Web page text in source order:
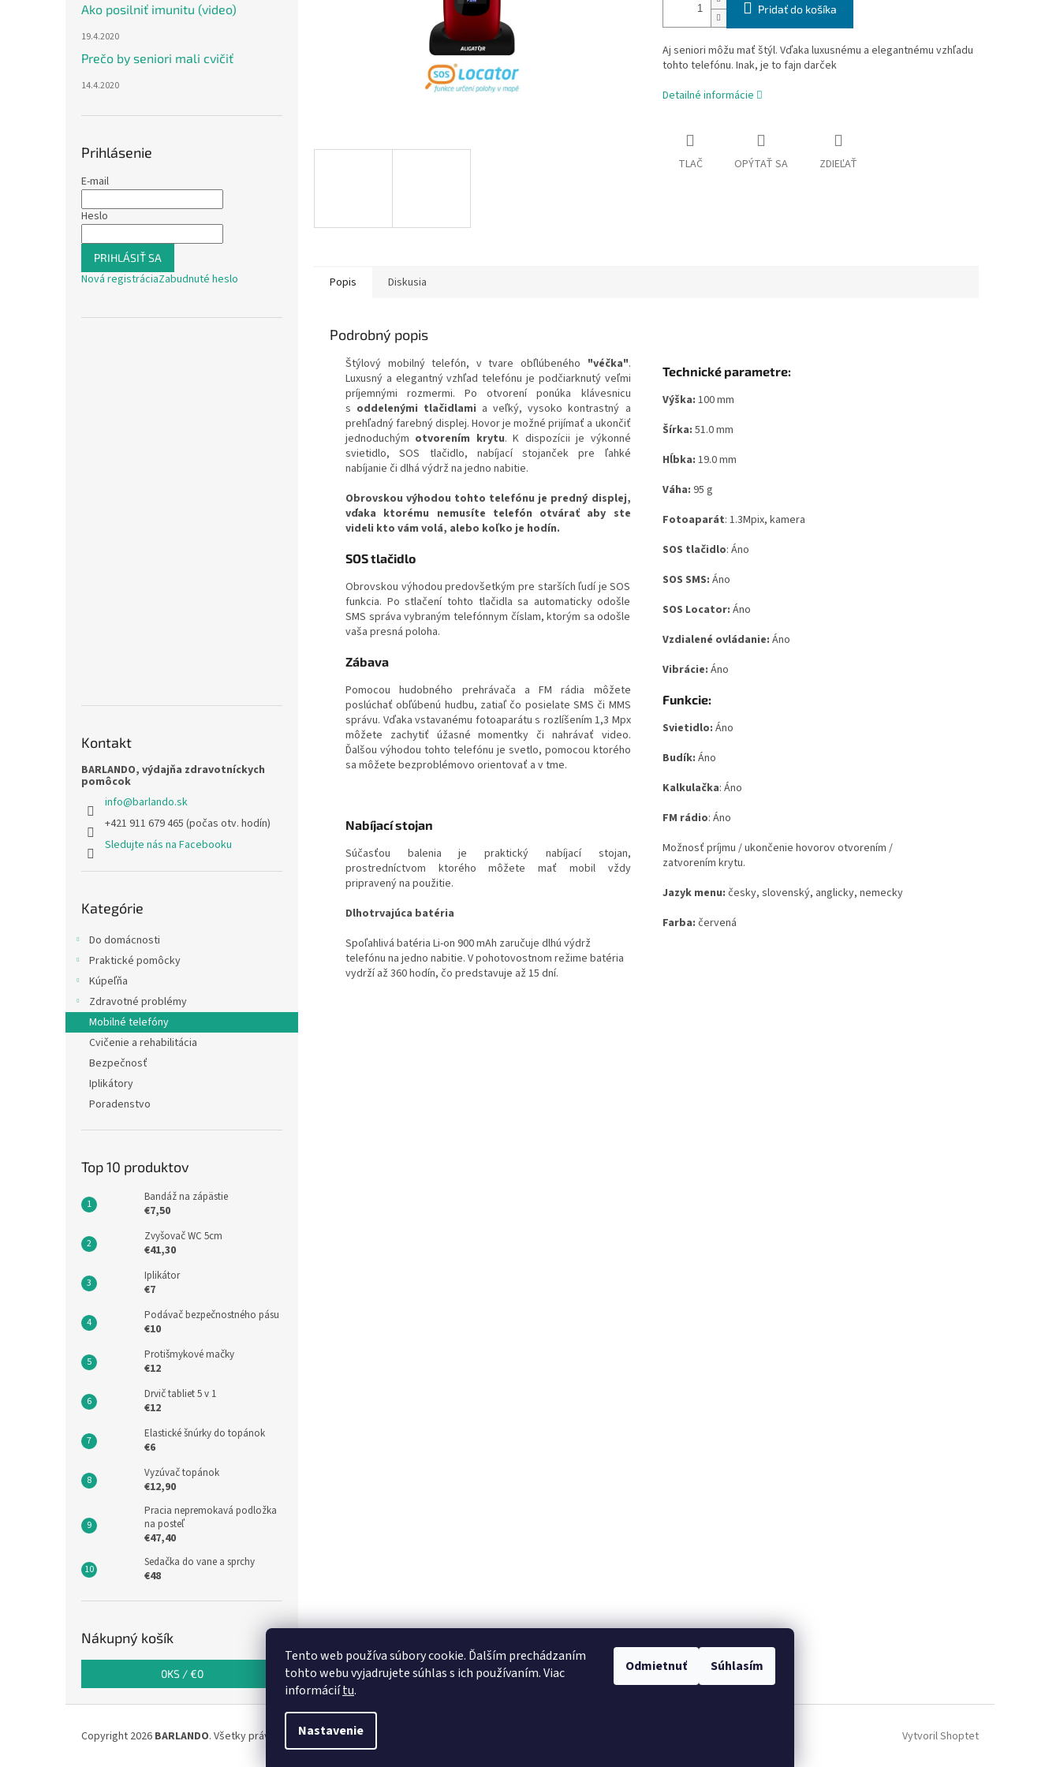
Tento web používa súbory cookie. Ďalším prechádzaním
tohto webu vyjadrujete súhlas s ich používaním. Viac
informáciítu.
Nastavenie
Odmietnuť Súhlasím
Ako posilniť imunitu (video)
19.4.2020
Prečo by seniori mali cvičiť
14.4.2020
Prihlásenie
E-mail
Heslo
PRIHLÁSIŤ SA
Nová registráciaZabudnuté heslo
Kontakt
BARLANDO, výdajňa zdravotníckych
pomôcok
info@barlando.sk
+421 911 679 465 (počas otv. hodín)
Sledujte nás na Facebooku
kategórie
Kategórie
Do domácnosti
Praktické pomôcky
Kúpeľňa
Zdravotné problémy
Mobilné telefóny
Cvičenie a rehabilitácia
Bezpečnosť
Iplikátory
Poradenstvo
Top 10 produktov
Bandáž na zápästie
€7,50
Zvyšovač WC 5cm
€41,30
Iplikátor
€7
Podávač bezpečnostného pásu
€10
Protišmykové mačky
€12
Drvič tabliet 5 v 1
€12
Elastické šnúrky do topánok
€6
Vyzúvač topánok
€12,90
Pracia nepremokavá podložka
na posteľ
€47,40
Sedačka do vane a sprchy
€48
Nákupný košík
0KS /€0
Pridať do košíka
Aj seniori môžu mať štýl. Vďaka luxusnému a elegantnému vzhľadu
tohto telefónu. Inak, je to fajn darček
Detailné informácie
TLAČ OPÝTAŤ SA ZDIEĽAŤ
Popis Diskusia
Podrobný popis
Štýlový mobilný telefón, v tvare obľlúbeného "véčka".
Luxusný a elegantný vzhľad telefónu je podčiarknutý veľmi
príjemnými rozmermi. Po otvorení ponúka klávesnicu
s oddelenými tlačidlami a veľký, vysoko kontrastný a
prehľadný farebný displej. Hovor je možné prijímať a ukončiť
jednoduchým otvorením krytu. K dispozícii je výkonné
svietidlo, SOS tlačidlo, nabíjací stojanček pre ľahké
nabíjanie či dlhá výdrž na jedno nabitie.
Obrovskou výhodou tohto telefónu je predný displej,
vďaka ktorému nemusíte telefón otvárať aby ste
videli kto vám volá, alebo koľko je hodín.
SOS tlačidlo
Obrovskou výhodou predovšetkým pre starších ľudí je SOS
funkcia. Po stlačení tohto tlačidla sa automaticky odošle
SMS správa vybraným telefónnym číslam, ktorým sa odošle
vaša presná poloha.
Zábava
Pomocou hudobného prehrávača a FM rádia môžete
poslúchať obľúbenú hudbu, zatiaľ čo posielate SMS či MMS
správu. Vďaka vstavanému fotoaparátu s rozlíšením 1,3 Mpx
môžete zachytiť úžasné momentky či nahrávať video.
Ďalšou výhodou tohto telefónu je svetlo, pomocou ktorého
sa môžete bezproblémovo orientovať a v tme.
Nabíjací stojan
Súčasťou balenia je praktický nabíjací stojan,
prostredníctvom ktorého môžete mať mobil vždy
pripravený na použitie.
Dlhotrvajúca batéria
Spoľahlivá batéria Li-on 900 mAh zaručuje dlhú výdrž
telefónu na jedno nabitie. V pohotovostnom režime batéria
vydrží až 360 hodín, čo predstavuje až 15 dní.
Technické parametre:
Výška: 100 mm
Šírka: 51.0 mm
Hĺbka: 19.0 mm
Váha: 95 g
Fotoaparát: 1.3Mpix, kamera
SOS tlačidlo: Áno
SOS SMS: Áno
SOS Locator: Áno
Vzdialené ovládanie: Áno
Vibrácie: Áno
Funkcie:
Svietidlo: Áno
Budík: Áno
Kalkulačka: Áno
FM rádio: Áno
Možnosť príjmu / ukončenie hovorov otvorením /
zatvorením krytu.
Jazyk menu: česky, slovenský, anglicky, nemecky
Farba: červená
Vytvoril Shoptet
Copyright 2026 BARLANDO. Všetky práva vyhradené.